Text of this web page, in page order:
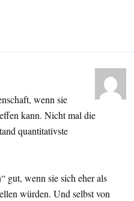
wenn sie
kann. Nicht mal die
quantitativste
gut, wenn sie sich eher als
würden. Und selbst von